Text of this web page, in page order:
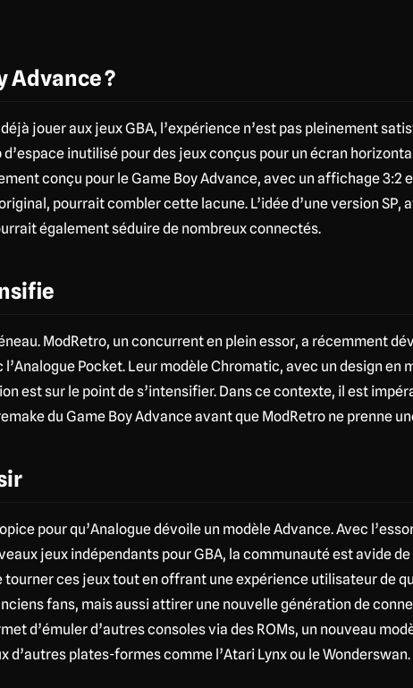
Advance ?
jouer aux jeux GBA, l’expérience n’est pas pleinement
inutilisé pour des jeux conçus pour un écran
conçu pour le Game Boy Advance, avec un affichage 3:2
pourrait combler cette lacune. L’idée d’une version SP,
également séduire de nombreux connectés.
ModRetro, un concurrent en plein essor, a récemment
Pocket. Leur modèle Chromatic, avec un design en
est sur le point de s’intensifier. Dans ce contexte, il est
du Game Boy Advance avant que ModRetro ne prenne
pour qu’Analogue dévoile un modèle Advance. Avec
jeux indépendants pour GBA, la communauté est avide
ces jeux tout en offrant une expérience utilisateur de
fans, mais aussi attirer une nouvelle génération de
d’émuler d’autres consoles via des ROMs, un nouveau
d’autres plates-formes comme l’Atari Lynx ou le Wonderswan.